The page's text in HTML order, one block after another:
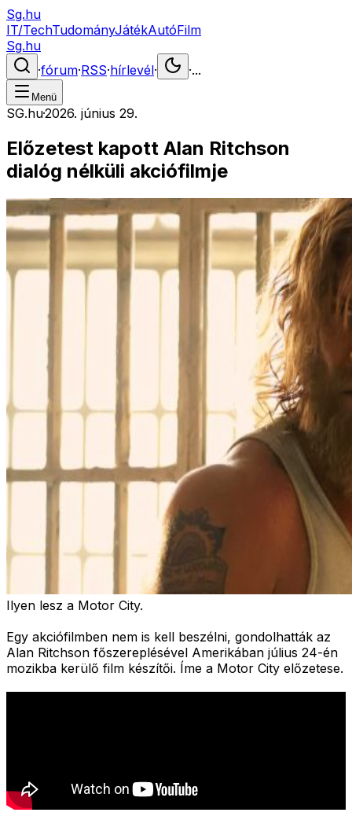
Sg.hu
IT/TechTudományJátékAutóFilm
Sg.hu
·fórum·RSS·hírlevél· ·...
Menü
SG.hu·2026. június 29.
Előzetest kapott Alan Ritchson
dialóg nélküli akciófilmje
Ilyen lesz a Motor City.
Egy akciófilmben nem is kell beszélni, gondolhatták az
Alan Ritchson főszereplésével Amerikában július 24-én
mozikba kerülő film készítői. Íme a Motor City előzetese.